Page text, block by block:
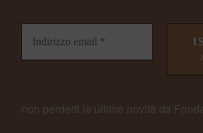
non perderti le ultime novità da